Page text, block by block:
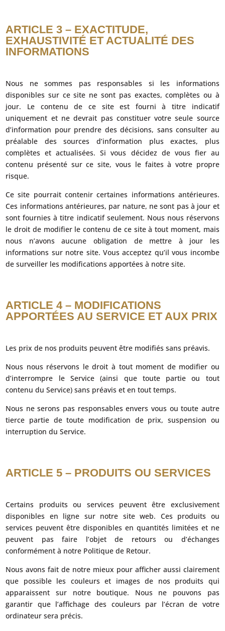
ARTICLE 3 – EXACTITUDE,
EXHAUSTIVITÉ ET ACTUALITÉ DES
INFORMATIONS
Nous ne sommes pas responsables si les informations
disponibles sur ce site ne sont pas exactes, complètes ou à
jour. Le contenu de ce site est fourni à titre indicatif
uniquement et ne devrait pas constituer votre seule source
d’information pour prendre des décisions, sans consulter au
préalable des sources d’information plus exactes, plus
complètes et actualisées. Si vous décidez de vous fier au
contenu présenté sur ce site, vous le faites à votre propre
risque.
Ce site pourrait contenir certaines informations antérieures.
Ces informations antérieures, par nature, ne sont pas à jour et
sont fournies à titre indicatif seulement. Nous nous réservons
le droit de modifier le contenu de ce site à tout moment, mais
nous n’avons aucune obligation de mettre à jour les
informations sur notre site. Vous acceptez qu’il vous incombe
de surveiller les modifications apportées à notre site.
ARTICLE 4 – MODIFICATIONS
APPORTÉES AU SERVICE ET AUX PRIX
Les prix de nos produits peuvent être modifiés sans préavis.
Nous nous réservons le droit à tout moment de modifier ou
d’interrompre le Service (ainsi que toute partie ou tout
contenu du Service) sans préavis et en tout temps.
Nous ne serons pas responsables envers vous ou toute autre
tierce partie de toute modification de prix, suspension ou
interruption du Service.
ARTICLE 5 – PRODUITS OU SERVICES
Certains produits ou services peuvent être exclusivement
disponibles en ligne sur notre site web. Ces produits ou
services peuvent être disponibles en quantités limitées et ne
peuvent pas faire l’objet de retours ou d’échanges
conformément à notre Politique de Retour.
Nous avons fait de notre mieux pour afficher aussi clairement
que possible les couleurs et images de nos produits qui
apparaissent sur notre boutique. Nous ne pouvons pas
garantir que l’affichage des couleurs par l’écran de votre
ordinateur sera précis.